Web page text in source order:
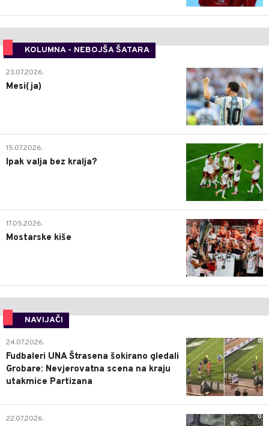
KOLUMNA - NEBOJŠA ŠATARA
0
23.07.2026.
Mesi(ja)
2
15.07.2026.
Ipak valja bez kralja?
0
17.05.2026.
Mostarske kiše
NAVIJAČI
0
24.07.2026.
Fudbaleri UNA Štrasena šokirano gledali
Grobare: Nevjerovatna scena na kraju
utakmice Partizana
0
22.07.2026.